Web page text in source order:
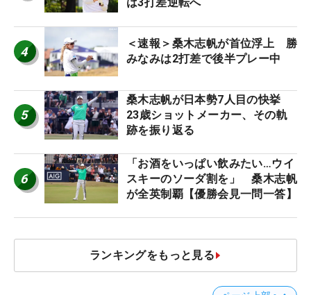
は3打差逆転へ
4
＜速報＞桑木志帆が首位浮上 勝
みなみは2打差で後半プレー中
5
桑木志帆が日本勢7人目の快挙
23歳ショットメーカー、その軌
跡を振り返る
6
「お酒をいっぱい飲みたい…ウイ
スキーのソーダ割を」 桑木志帆
が全英制覇【優勝会見一問一答】
ランキングをもっと見る